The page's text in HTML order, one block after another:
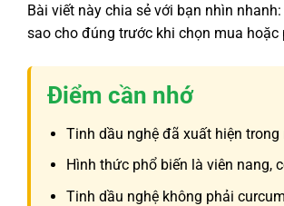
Bài viết này chia sẻ với bạn nhìn
sao cho đúng trước khi chọn mua hoặc
Điểm cần nhớ
Tinh dầu nghệ đã xuất hiện
Hình thức phổ biến là viên nang,
Tinh dầu nghệ không phải